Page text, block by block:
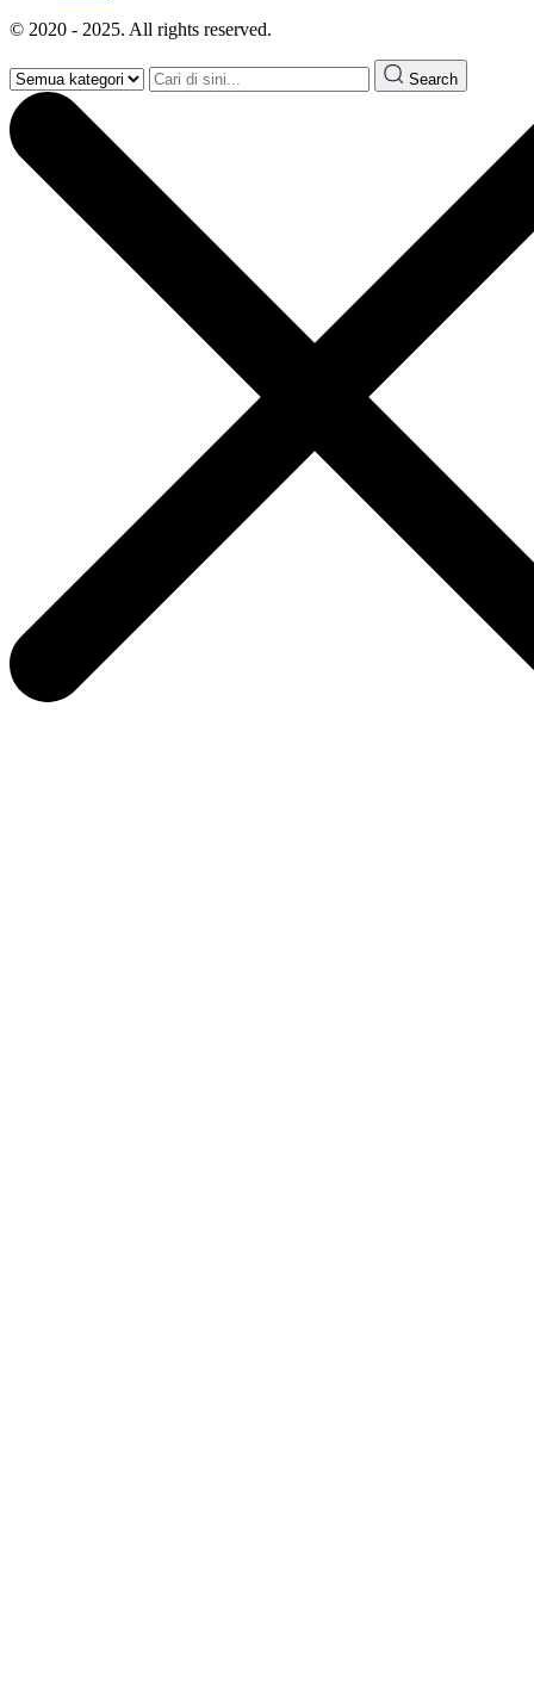
© 2020 - 2025. All rights reserved.
Search